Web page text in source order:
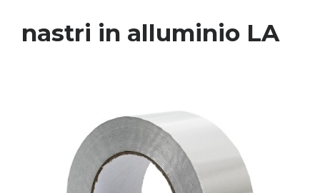
nastri in alluminio LA